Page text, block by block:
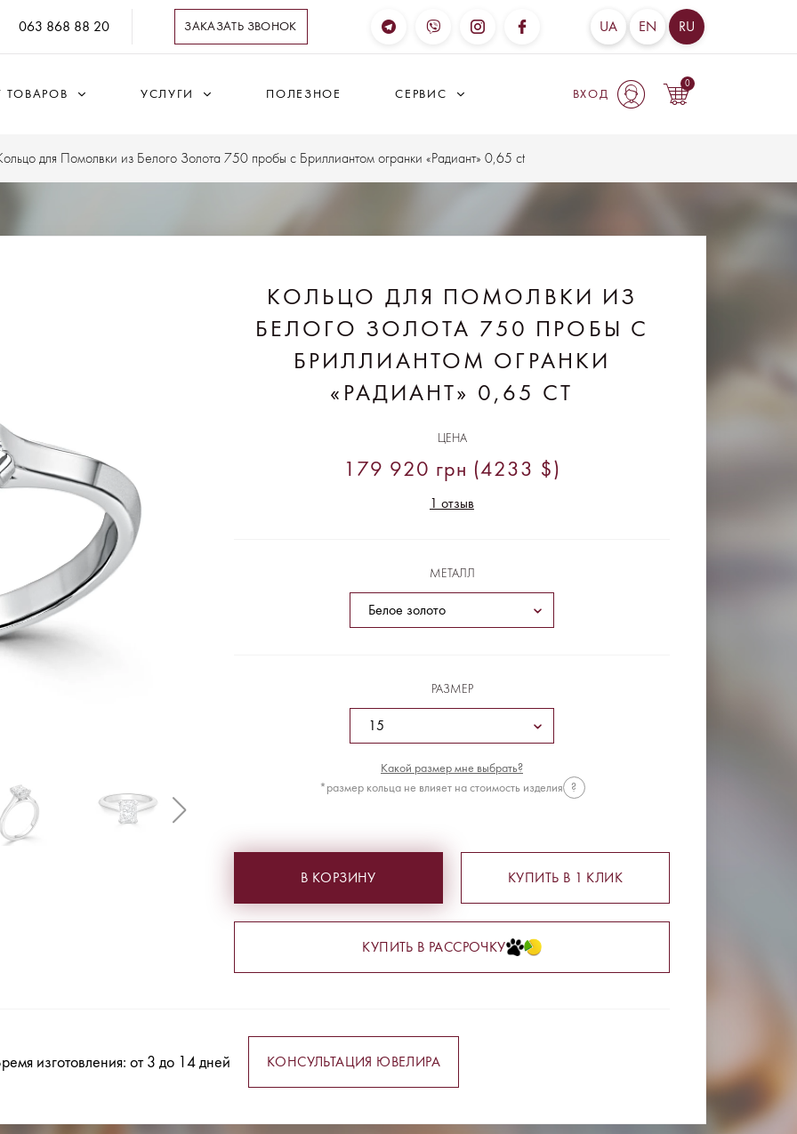
063 868 88 20 ЗАКАЗАТЬ ЗВОНОК UA EN RU
ТОВАРОВ УСЛУГИ ПОЛЕЗНОЕ СЕРВИС ВХОД
0
для Помолвки из Белого Золота 750 пробы с Бриллиантом огранки «Радиант» 0,65 ct
КОЛЬЦО ДЛЯ ПОМОЛВКИ ИЗ
БЕЛОГО ЗОЛОТА 750 ПРОБЫ С
БРИЛЛИАНТОМ ОГРАНКИ
«РАДИАНТ» 0,65 CT
ЦЕНА
179 920 грн (4233 $)
1 отзыв
МЕТАЛЛ
РАЗМЕР
Какой размер мне выбрать?
*размер кольца не влияет на стоимость изделия
?
В КОРЗИНУ
КУПИТЬ В РАССРОЧКУ
КУПИТЬ В 1 КЛИК
изготовления: от 3 до 14 дней КОНСУЛЬТАЦИЯ ЮВЕЛИРА